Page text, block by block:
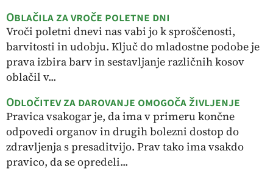
Oblačila za vroče poletne dni
Vroči poletni dnevi nas vabi jo k sproščenosti,
barvitosti in udobju. Ključ do mladostne podobe je
prava izbira barv in sestavljanje različnih kosov
oblačil v...
Odločitev za darovanje omogoča življenje
Pravica vsakogar je, da ima v primeru končne
odpovedi organov in drugih bolezni dostop do
zdravljenja s presaditvijo. Prav tako ima vsakdo
pravico, da se opredeli...